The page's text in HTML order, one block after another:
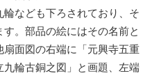
なども下ろされており、そ
。部品の絵にはその名前と
面図の右端に「元興寺五重
輪古銅之図」と画題、左端